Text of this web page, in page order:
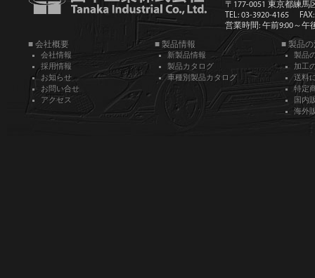
〒177-0051 東京都練馬
TEL: 03-3920-4165
営業時間: 午前9:00～午
■ 会社概要
会社情報
採用情報
お知らせ
お問い合せ
アクセス
■ 製品情報
新製品情報
製品カタログ
車種別製品カタログ
■ 製品
製品
加工
送料
特定
国内
海外